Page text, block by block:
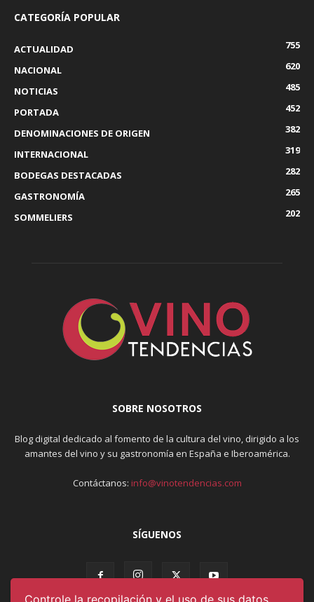
Controle la recopilación y el uso de sus datos
CATEGORÍA POPULAR
ACTUALIDAD
755
NACIONAL
620
NOTICIAS
485
PORTADA
452
DENOMINACIONES DE ORIGEN
382
INTERNACIONAL
319
BODEGAS DESTACADAS
282
GASTRONOMÍA
265
SOMMELIERS
202
SOBRE NOSOTROS
Blog digital dedicado al fomento de la cultura del vino, dirigido a los
amantes del vino y su gastronomía en España e Iberoamérica.
Contáctanos: info@vinotendencias.com
SÍGUENOS